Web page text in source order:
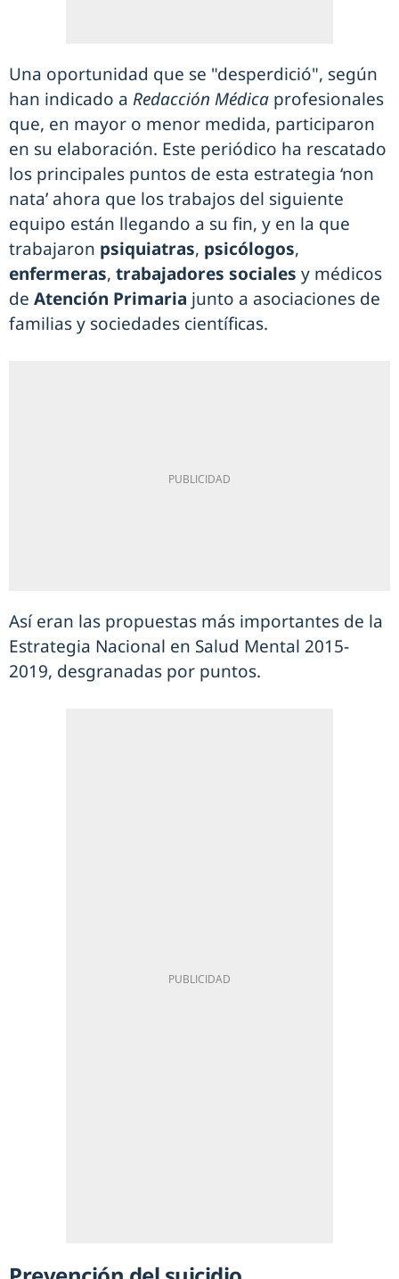
Una oportunidad que se "desperdició", según
han indicado a Redacción Médica profesionales
que, en mayor o menor medida, participaron
en su elaboración. Este periódico ha rescatado
los principales puntos de esta estrategia ‘non
nata’ ahora que los trabajos del siguiente
equipo están llegando a su fin, y en la que
trabajaron psiquiatras, psicólogos,
enfermeras, trabajadores sociales y médicos
de Atención Primaria junto a asociaciones de
familias y sociedades científicas.
Así eran las propuestas más importantes de la
Estrategia Nacional en Salud Mental 2015-
2019, desgranadas por puntos.